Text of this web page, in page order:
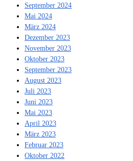
September 2024
Mai 2024
März 2024
Dezember 2023
November 2023
Oktober 2023
September 2023
August 2023
Juli 2023
Juni 2023
Mai 2023
April 2023
März 2023
Februar 2023
Oktober 2022